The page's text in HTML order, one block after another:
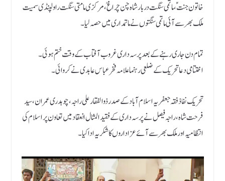
خاتون جنت ؑ، ماتمی سنگت دربار شاہ چن چراغ ؒ، مرکزی مامتی سنگت راولپنڈی سمیت
ملک بھر سے آئی ماتمی سنگتوں نے ماتمداری میں حصہ لیا۔
تمام دن جاری رہنے کے بعد پرسہ داری غروب آفتاب کے وقت ختم ہوئی ۔
اختتامی دعا تحریک کے ضلعی رہنما علامہ فخر عباس عابدی نے کروائی۔
تحریک نفاذ فقہ جعفریہ اسلام آباد کے صدر ذوالفقار علی راجہ ، چوہدری عمران ،سید
فرحت شاہ ، راجہ فیصل نے پرسہ داری کے فقید المثال انعقاد میں تعاون پر اسلام کی
انتظامیہ اور ملک بھر سے آئے عزاداروں کا شکریہ اداکیا۔